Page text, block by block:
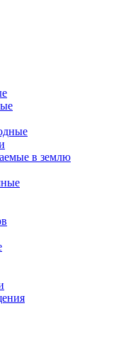
в землю